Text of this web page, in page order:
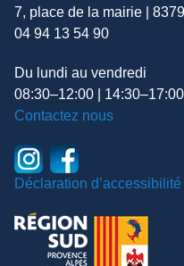
7, place de la mairie |
04 94 13 54 90
Du lundi au vendredi
08:30–12:00 | 14:30–17:00
Contactez nous
Déclaration d’accessibilité